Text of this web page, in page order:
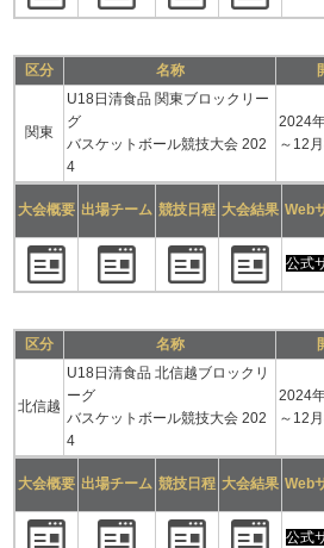
区分 名称
関東
U18日清食品 関東ブロックリー
グ
バスケットボール競技大会 202
4
2024
～12
大会概要 出場チーム 競技日程 大会結果 Web
公式
区分 名称
北信越
U18日清食品 北信越ブロックリ
ーグ
バスケットボール競技大会 202
4
2024
～12
大会概要 出場チーム 競技日程 大会結果 Web
公式